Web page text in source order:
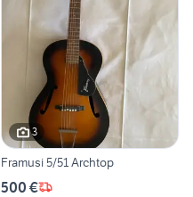
3
Framusi 5/51 Archtop
500 €